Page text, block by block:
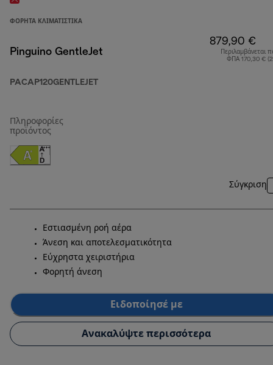
ΦΟΡΗΤΆ ΚΛΙΜΑΤΙΣΤΙΚΆ
Pinguino GentleJet
PACAP120GENTLEJET
879,90 €
Περιλαμβάνεται
ΦΠΑ 170,30 €
Πληροφορίες
προϊόντος
Σύγκριση
Εστιασμένη ροή αέρα
Άνεση και αποτελεσματικότητα
Εύχρηστα χειριστήρια
Φορητή άνεση
Ειδοποίησέ με
Ανακαλύψτε περισσότερα